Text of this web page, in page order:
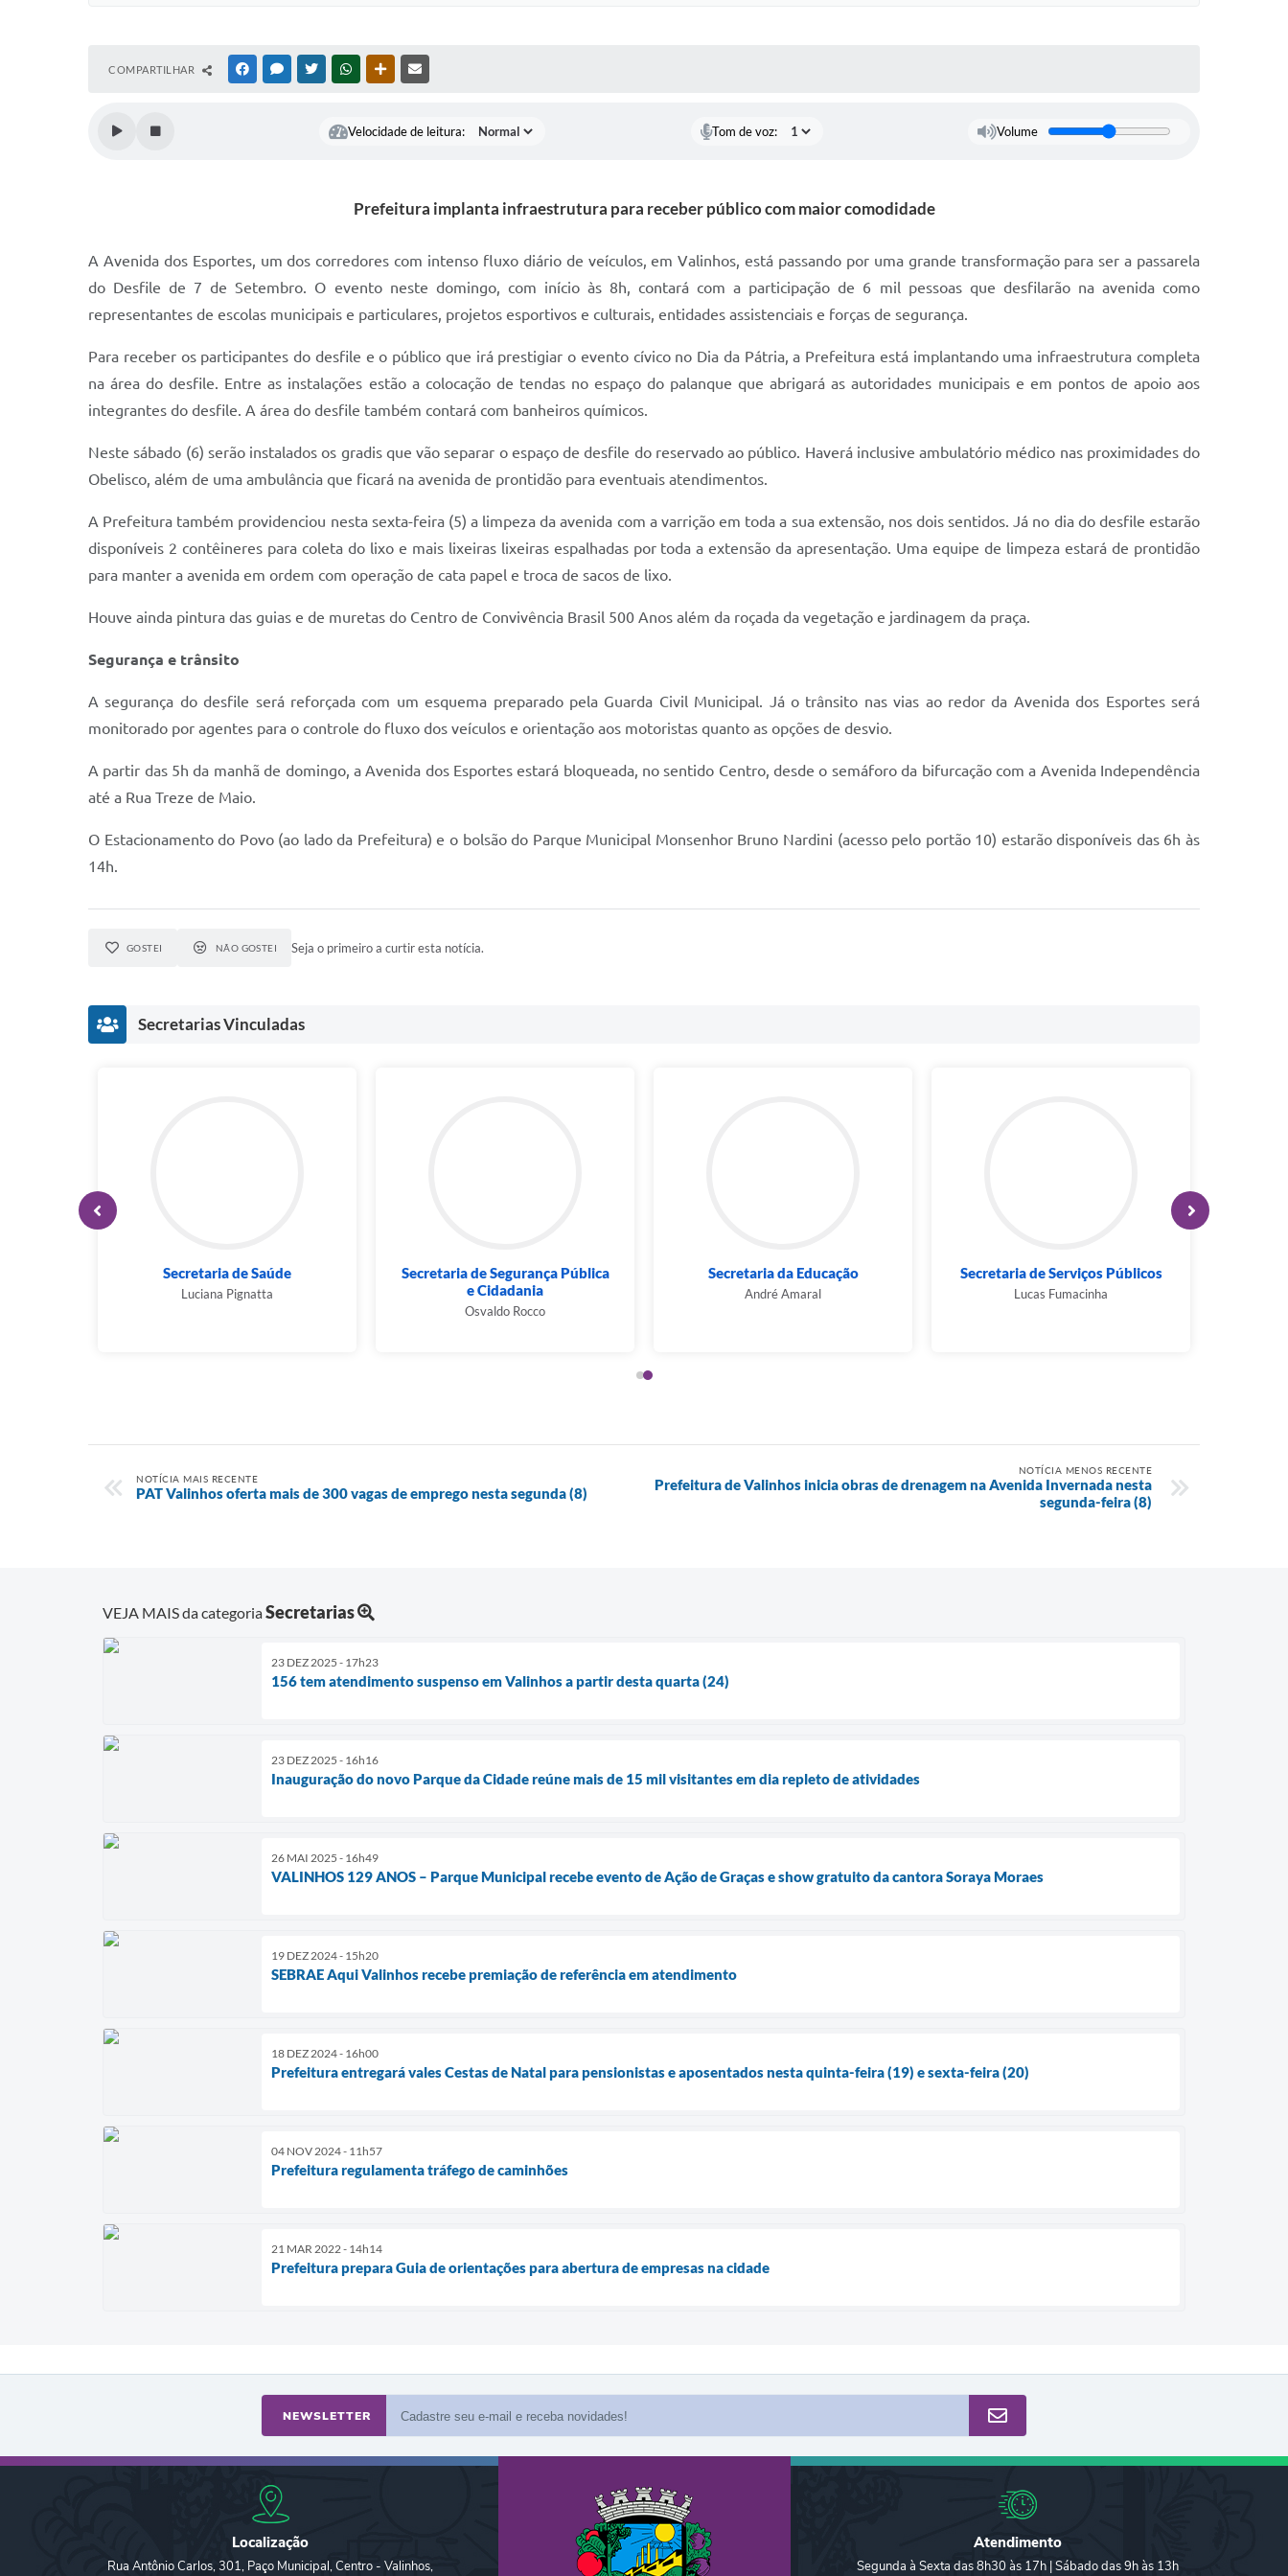
COMPARTILHAR FACEBOOKMESSENGER
TWITTERWHATSAPPOUTRAS MÍDIAS
Velocidade de leitura: Tom de voz: Volume
Prefeitura implanta infraestrutura para receber público com maior comodidade
A Avenida dos Esportes, um dos corredores com intenso fluxo diário de veículos, em Valinhos, está passando por uma grande transformação para ser a passarela
do Desfile de 7 de Setembro. O evento neste domingo, com início às 8h, contará com a participação de 6 mil pessoas que desfilarão na avenida como
representantes de escolas municipais e particulares, projetos esportivos e culturais, entidades assistenciais e forças de segurança.
Para receber os participantes do desfile e o público que irá prestigiar o evento cívico no Dia da Pátria, a Prefeitura está implantando uma infraestrutura completa
na área do desfile. Entre as instalações estão a colocação de tendas no espaço do palanque que abrigará as autoridades municipais e em pontos de apoio aos
integrantes do desfile. A área do desfile também contará com banheiros químicos.
Neste sábado (6) serão instalados os gradis que vão separar o espaço de desfile do reservado ao público. Haverá inclusive ambulatório médico nas proximidades do
Obelisco, além de uma ambulância que ficará na avenida de prontidão para eventuais atendimentos.
A Prefeitura também providenciou nesta sexta-feira (5) a limpeza da avenida com a varrição em toda a sua extensão, nos dois sentidos. Já no dia do desfile estarão
disponíveis 2 contêineres para coleta do lixo e mais lixeiras lixeiras espalhadas por toda a extensão da apresentação. Uma equipe de limpeza estará de prontidão
para manter a avenida em ordem com operação de cata papel e troca de sacos de lixo.
Houve ainda pintura das guias e de muretas do Centro de Convivência Brasil 500 Anos além da roçada da vegetação e jardinagem da praça.
Segurança e trânsito
A segurança do desfile será reforçada com um esquema preparado pela Guarda Civil Municipal. Já o trânsito nas vias ao redor da Avenida dos Esportes será
monitorado por agentes para o controle do fluxo dos veículos e orientação aos motoristas quanto as opções de desvio.
A partir das 5h da manhã de domingo, a Avenida dos Esportes estará bloqueada, no sentido Centro, desde o semáforo da bifurcação com a Avenida Independência
até a Rua Treze de Maio.
O Estacionamento do Povo (ao lado da Prefeitura) e o bolsão do Parque Municipal Monsenhor Bruno Nardini (acesso pelo portão 10) estarão disponíveis das 6h às
14h.
GOSTEI NÃO GOSTEI Seja o primeiro a curtir esta notícia.
Secretarias Vinculadas
Secretaria de Saúde
Luciana Pignatta
Secretaria de Segurança Pública
e Cidadania
Osvaldo Rocco
Secretaria da Educação
André Amaral
Secretaria de Serviços Públicos
Lucas Fumacinha
NOTÍCIA MAIS RECENTE
PAT Valinhos oferta mais de 300 vagas de emprego nesta segunda (8)
NOTÍCIA MENOS RECENTE
Prefeitura de Valinhos inicia obras de drenagem na Avenida Invernada nesta
segunda-feira (8)
VEJA MAIS da categoriaSecretarias
23 DEZ 2025 - 17h23
156 tem atendimento suspenso em Valinhos a partir desta quarta (24)
23 DEZ 2025 - 16h16
Inauguração do novo Parque da Cidade reúne mais de 15 mil visitantes em dia repleto de atividades
26 MAI 2025 - 16h49
VALINHOS 129 ANOS – Parque Municipal recebe evento de Ação de Graças e show gratuito da cantora Soraya Moraes
19 DEZ 2024 - 15h20
SEBRAE Aqui Valinhos recebe premiação de referência em atendimento
18 DEZ 2024 - 16h00
Prefeitura entregará vales Cestas de Natal para pensionistas e aposentados nesta quinta-feira (19) e sexta-feira (20)
04 NOV 2024 - 11h57
Prefeitura regulamenta tráfego de caminhões
21 MAR 2022 - 14h14
Prefeitura prepara Guia de orientações para abertura de empresas na cidade
NEWSLETTER
Localização
Rua Antônio Carlos, 301, Paço Municipal, Centro - Valinhos,
Atendimento
Segunda à Sexta das 8h30 às 17h | Sábado das 9h às 13h